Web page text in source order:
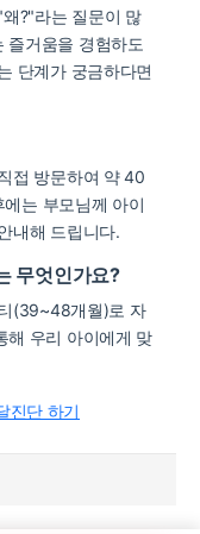
?"라는 질문이 많
즐거움을 경험하도
단계가 궁금하다면
접 방문하여 약 40
는 부모님께 아이
내해 드립니다.
무엇인가요?
(39~48개월)로 자
해 우리 아이에게 맞
진단 하기